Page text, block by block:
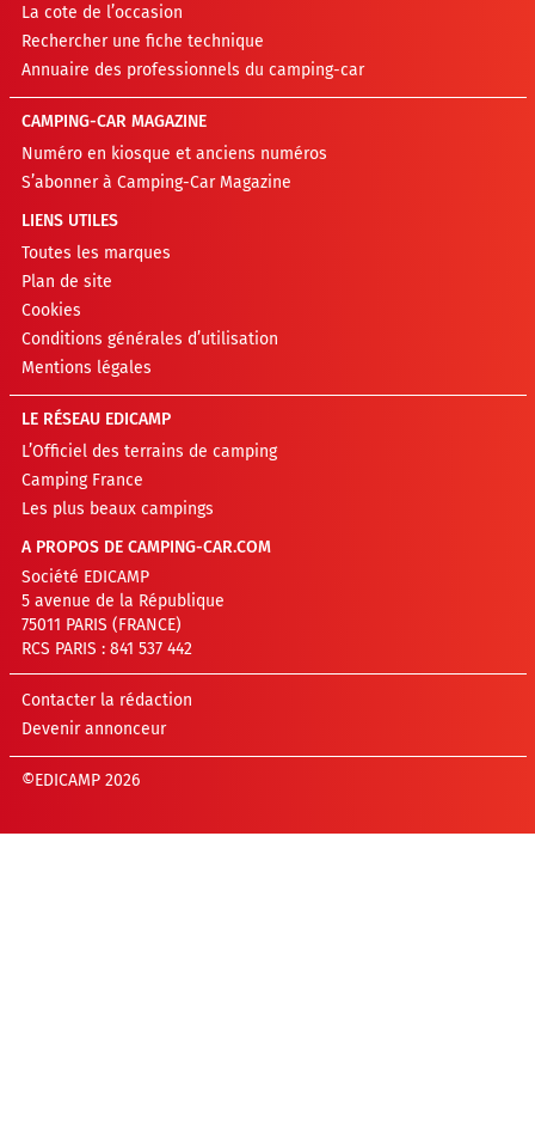
La cote de l’occasion
Rechercher une fiche technique
Annuaire des professionnels du camping-car
CAMPING-CAR MAGAZINE
Numéro en kiosque et anciens numéros
S’abonner à Camping-Car Magazine
LIENS UTILES
Toutes les marques
Plan de site
Cookies
Conditions générales d’utilisation
Mentions légales
LE RÉSEAU EDICAMP
L’Officiel des terrains de camping
Camping France
Les plus beaux campings
A PROPOS DE CAMPING-CAR.COM
Société EDICAMP
5 avenue de la République
75011 PARIS (FRANCE)
RCS PARIS : 841 537 442
Contacter la rédaction
Devenir annonceur
©EDICAMP 2026